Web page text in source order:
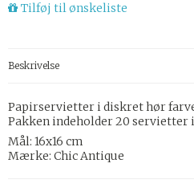
Tilføj til ønskeliste
Beskrivelse
Papirservietter i diskret hør
Pakken indeholder 20 servietter
Mål: 16x16 cm
Mærke: Chic Antique